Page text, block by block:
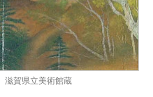
滋賀県立美術館蔵